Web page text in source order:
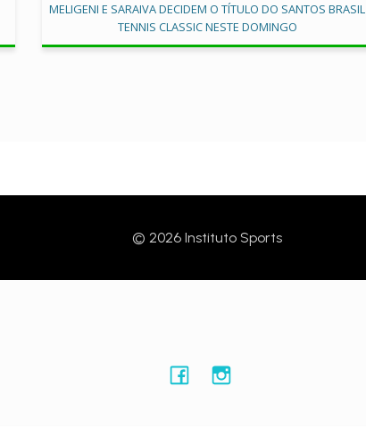
MELIGENI E SARAIVA DECIDEM O TÍTULO DO SANTOS BRASIL
TENNIS CLASSIC NESTE DOMINGO
© 2026 Instituto Sports